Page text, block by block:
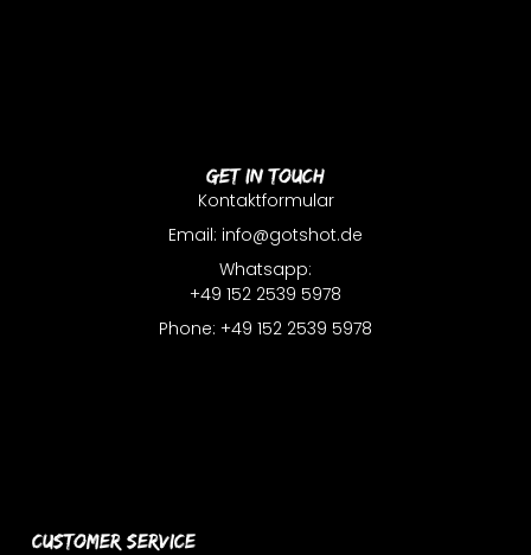
Customer Service
Get In Touch
Kontaktformular
Email: info@gotshot.de
Whatsapp:
+49 152 2539 5978
Phone: +49 152 2539 5978